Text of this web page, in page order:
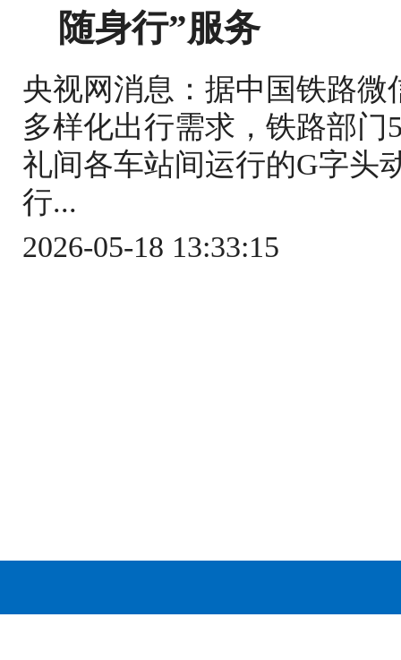
随身行”服务
央视网消息：据中国铁路
多样化出行需求，铁路部门
礼间各车站间运行的G字头
行...
2026-05-18 13:33:15